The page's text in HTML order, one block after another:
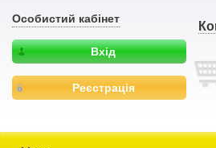
Особистий кабінет
Вхід
Реєстрація